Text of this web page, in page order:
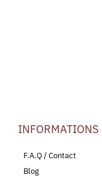
INFORMATIONS
F.A.Q / Contact
Blog